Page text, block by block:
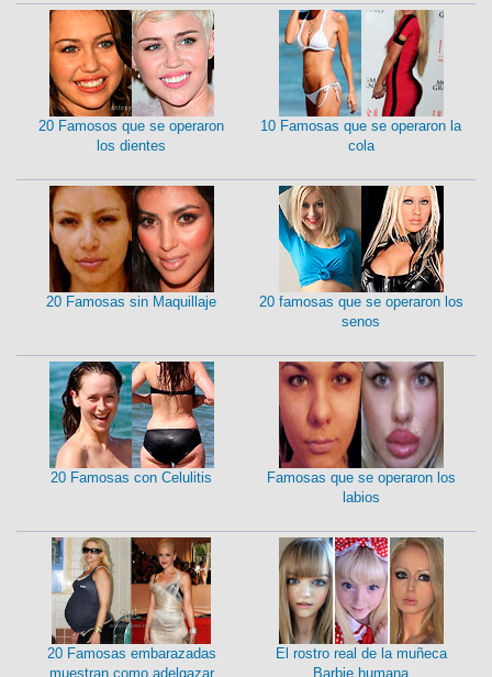
20 Famosos que se operaron
los dientes
10 Famosas que se operaron la
cola
20 Famosas sin Maquillaje
20 famosas que se operaron los
senos
20 Famosas con Celulitis
Famosas que se operaron los
labios
20 Famosas embarazadas
muestran como adelgazar
El rostro real de la muñeca
Barbie humana